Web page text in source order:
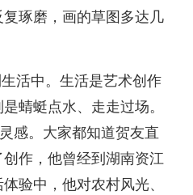
琢磨，画的草图多达几
活中。生活是艺术创作
蜻蜓点水、走走过场。
感。大家都知道贺友直
作，他曾经到湖南资江
验中，他对农村风光、